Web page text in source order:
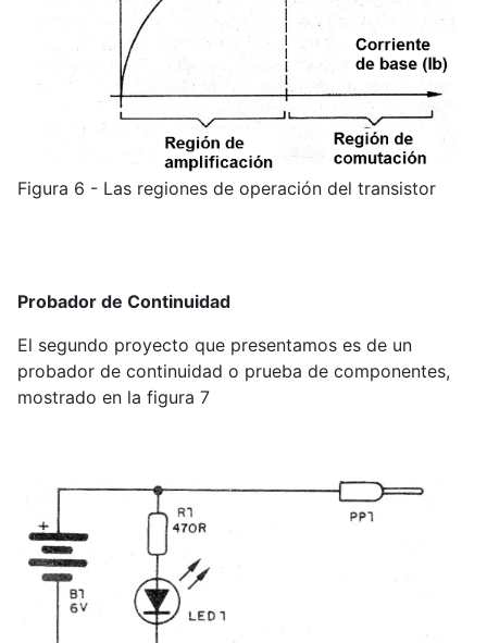
Figura 6 - Las regiones de operación del transistor
Probador de Continuidad
El segundo proyecto que presentamos es de un
probador de continuidad o prueba de componentes,
mostrado en la figura 7